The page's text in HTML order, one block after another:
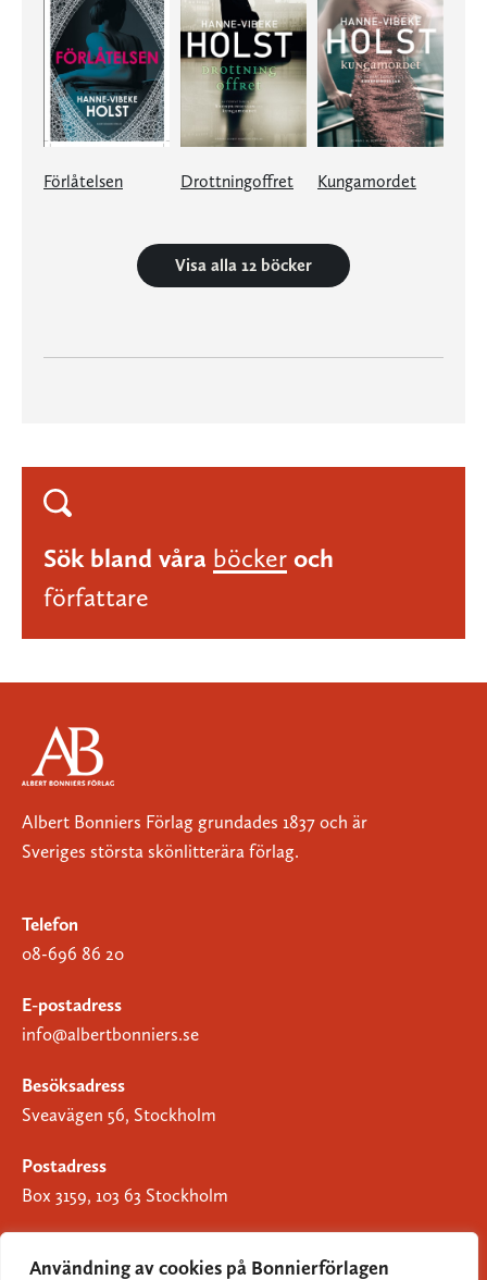
Användning av cookies på Bonnierförlagen
Förlåtelsen Drottningoffret Kungamordet
Visa alla 12 böcker
Sök bland våra böcker och
författare
Albert Bonniers Förlag grundades 1837 och är
Sveriges största skönlitterära förlag.
Telefon
08-696 86 20
E-postadress
info@albertbonniers.se
Besöksadress
Sveavägen 56, Stockholm
Postadress
Box 3159, 103 63 Stockholm